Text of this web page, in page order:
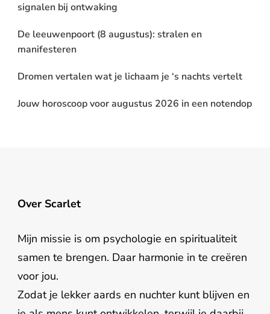
signalen bij ontwaking
De leeuwenpoort (8 augustus): stralen en
manifesteren
Dromen vertalen wat je lichaam je ‘s nachts vertelt
Jouw horoscoop voor augustus 2026 in een notendop
Over Scarlet
Mijn missie is om psychologie en spiritualiteit
samen te brengen. Daar harmonie in te creëren
voor jou.
Zodat je lekker aards en nuchter kunt blijven en